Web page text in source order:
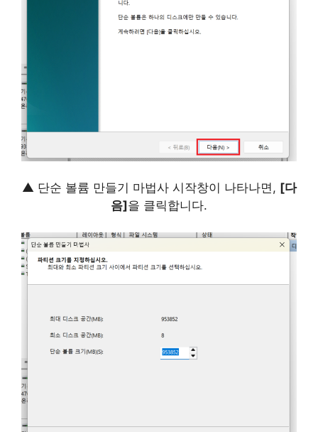
▲ 단순 볼륨 만들기 마법사 시작창이 나타나면, [다
음]을 클릭합니다.